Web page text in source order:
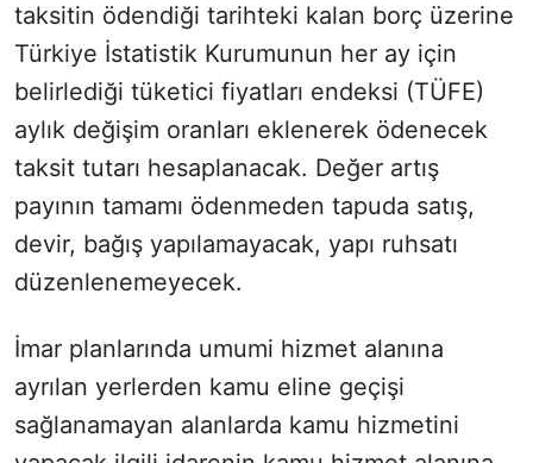
taksitin ödendiği tarihteki kalan borç üzerine
Türkiye İstatistik Kurumunun her ay için
belirlediği tüketici fiyatları endeksi (TÜFE)
aylık değişim oranları eklenerek ödenecek
taksit tutarı hesaplanacak. Değer artış
payının tamamı ödenmeden tapuda satış,
devir, bağış yapılamayacak, yapı ruhsatı
düzenlenemeyecek.
İmar planlarında umumi hizmet alanına
ayrılan yerlerden kamu eline geçişi
sağlanamayan alanlarda kamu hizmetini